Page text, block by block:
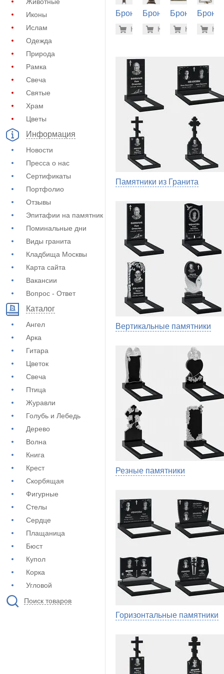
Иконы
Ислам
Одежда
Природа
Рамка
Свеча
Святые
Храм
Цветы
Информация
Новости
Пресса о нас
Сертификаты
Портфолио
Отзывы
Эпитафии на памятник
Поминальные дни
Виды гранита
Кладбища Москвы
Карта сайта
Вакансии
Вопрос - Ответ
Каталог
Ангел
Арка
Гитара
Цветок
Свеча
Птица
Журавли
Голубь и Лебедь
Дерево
Волна
Книга
Крест
Скорбящая
Фигурные
Стелы
Сердце
Плащаница
Бюст
Купол
Корка
Угловой
Поиск товаров
Бронза
памятник
-7% 43.200
Купить
Бронза
памятник
-7%
Купить
Бронза
памятник
-
Купить
Бронза
Памятники из Гранита
Вертикальные памятники
Резные памятники
Горизонтальные памятники